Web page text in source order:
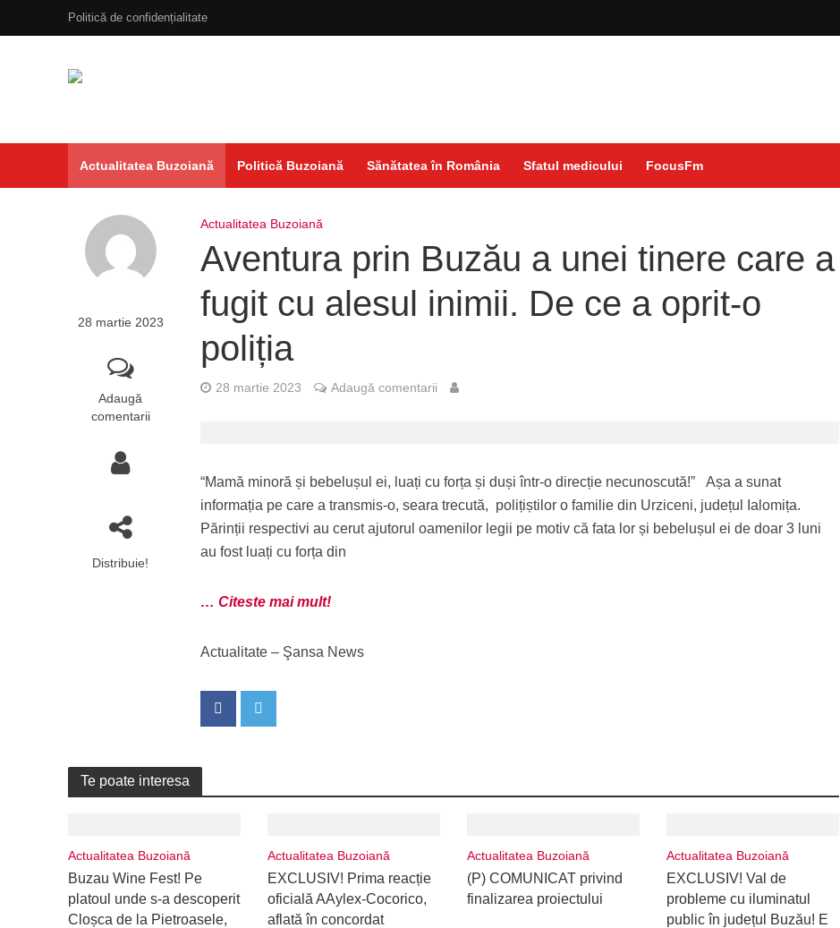
Politică de confidențialitate
Actualitatea Buzoiană Politică Buzoiană Sănătatea în România Sfatul medicului FocusFm
28 martie 2023
Adaugă
comentarii
Distribuie!
Actualitatea Buzoiană
Aventura prin Buzău a unei tinere care a
fugit cu alesul inimii. De ce a oprit-o
poliția
28 martie 2023 Adaugă comentarii
“Mamă minoră și bebelușul ei, luați cu forța și duși într-o direcție necunoscută!” Așa a sunat
informația pe care a transmis-o, seara trecută, polițiștilor o familie din Urziceni, județul Ialomița.
Părinții respectivi au cerut ajutorul oamenilor legii pe motiv că fata lor și bebelușul ei de doar 3 luni
au fost luați cu forța din
… Citeste mai mult!
Actualitate – Şansa News
Te poate interesa
Actualitatea Buzoiană
Buzau Wine Fest! Pe
platoul unde s-a descoperit
Cloșca de la Pietroasele,
Actualitatea Buzoiană
EXCLUSIV! Prima reacție
oficială AAylex-Cocorico,
aflată în concordat
Actualitatea Buzoiană
(P) COMUNICAT privind
finalizarea proiectului
Actualitatea Buzoiană
EXCLUSIV! Val de
probleme cu iluminatul
public în județul Buzău! E